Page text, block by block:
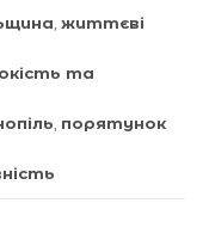
, життєві
та
, порятунок